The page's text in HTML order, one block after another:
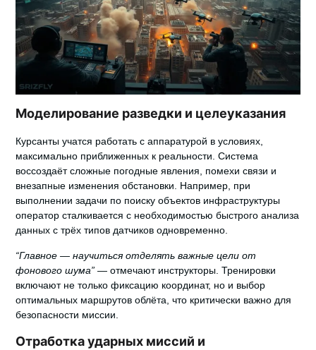
Моделирование разведки и целеуказания
Курсанты учатся работать с аппаратурой в условиях,
максимально приближенных к реальности. Система
воссоздаёт сложные погодные явления, помехи связи и
внезапные изменения обстановки. Например, при
выполнении задачи по поиску объектов инфраструктуры
оператор сталкивается с необходимостью быстрого анализа
данных с трёх типов датчиков одновременно.
“Главное — научиться отделять важные цели от
фонового шума” — отмечают инструкторы. Тренировки
включают не только фиксацию координат, но и выбор
оптимальных маршрутов облёта, что критически важно для
безопасности миссии.
Отработка ударных миссий и